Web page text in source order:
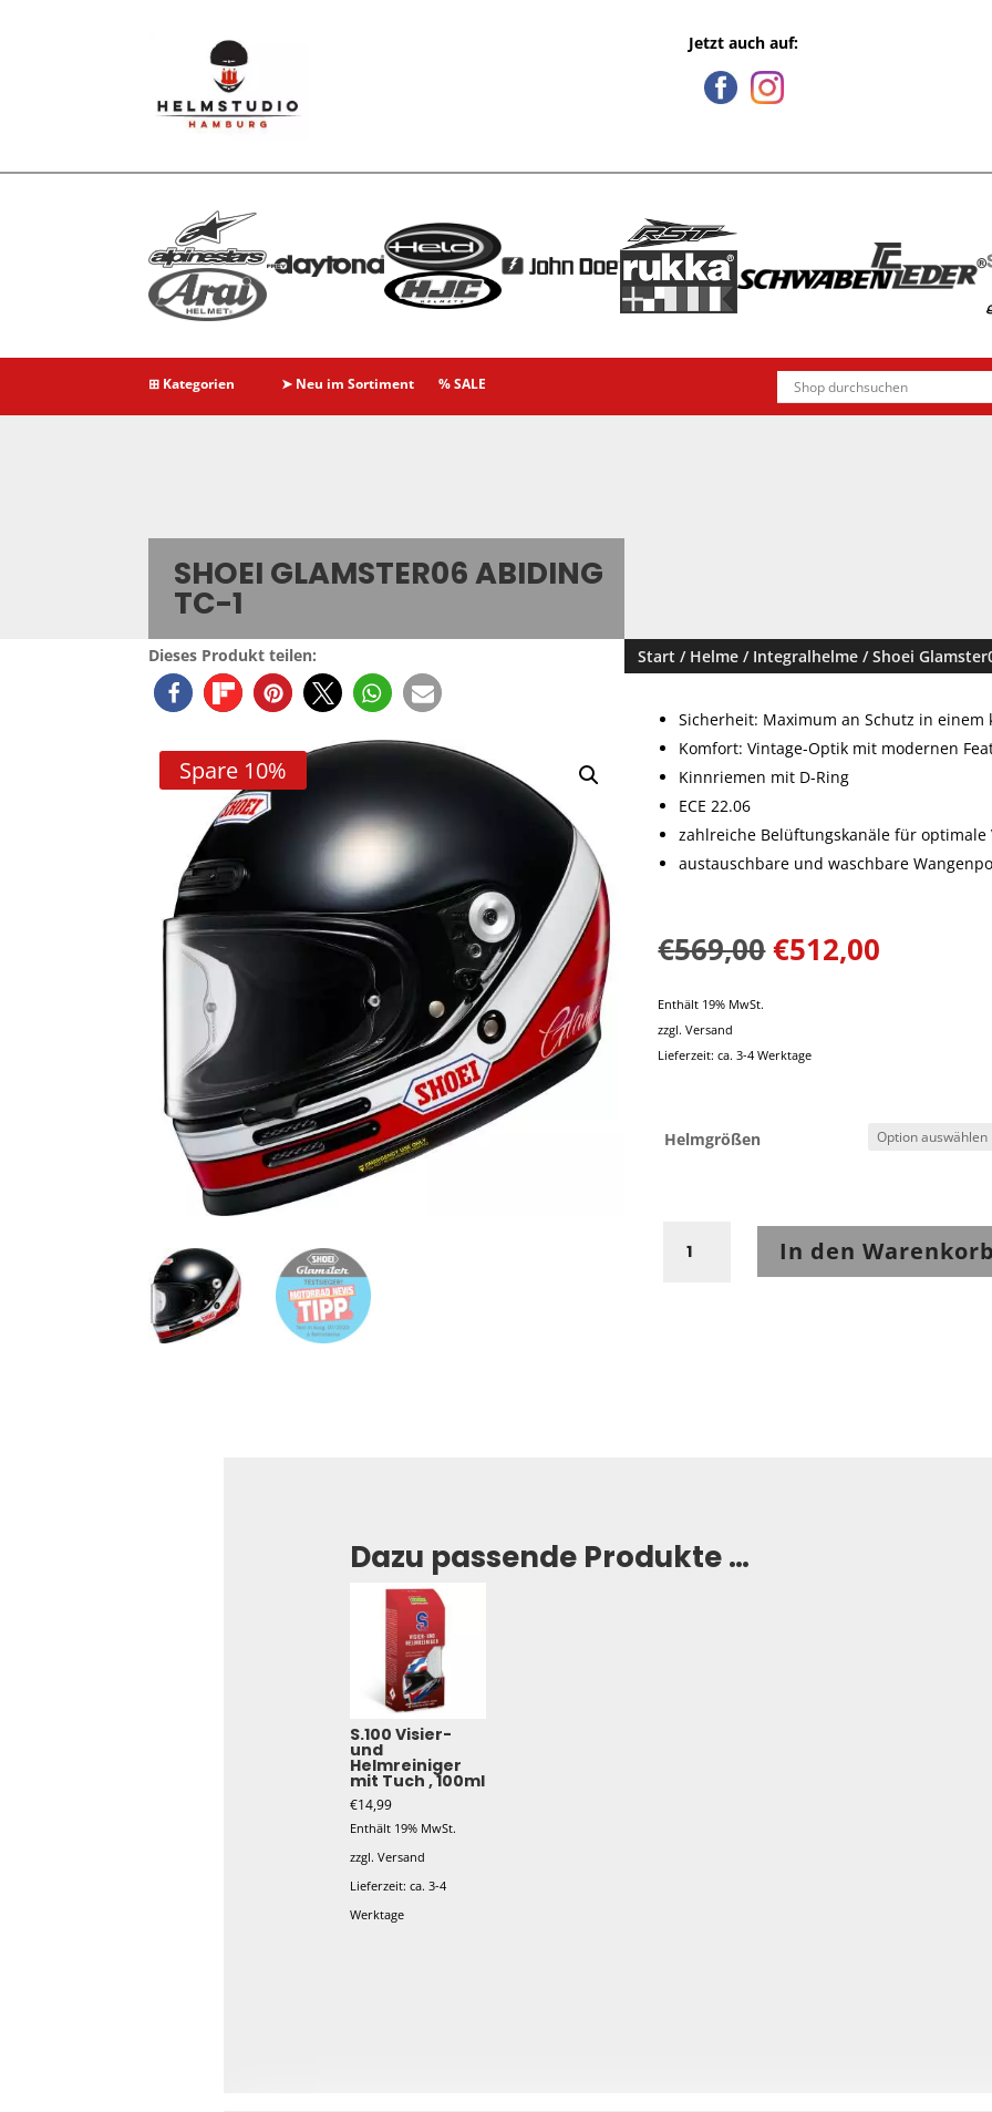
Jetzt auch auf:
⊞ Kategorien ➤ Neu im Sortiment % SALE
SHOEI GLAMSTER06 ABIDING
TC-1
Dieses Produkt teilen:
Spare 10%
Start / Helme / Integralhelme / Shoei
Sicherheit: Maximum an Schutz in einem
Komfort: Vintage-Optik mit modernen
Kinnriemen mit D-Ring
ECE 22.06
zahlreiche Belüftungskanäle für optimale
austauschbare und waschbare
€569,00€512,00
Enthält 19% MwSt.
zzgl.Versand
Lieferzeit: ca. 3-4 Werktage
Helmgrößen
Glamster06
In den
Dazu passende Produkte …
S.100 Visier-
und
Helmreiniger
mit Tuch , 100ml
€14,99
Enthält 19% MwSt.
zzgl. Versand
Lieferzeit: ca. 3-4
Werktage